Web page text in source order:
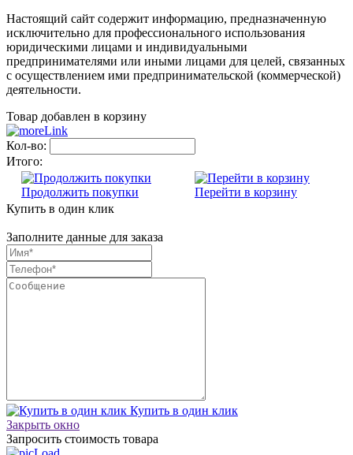
Настоящий сайт содержит информацию, предназначенную
исключительно для профессионального использования
юридическими лицами и индивидуальными
предпринимателями или иными лицами для целей, связанных
с осуществлением ими предпринимательской (коммерческой)
деятельности.
Товар добавлен в корзину
Кол-во:
Итого:
Продолжить покупки
Перейти в корзину
Купить в один клик
Заполните данные для заказа
Купить в один клик
Закрыть окно
Запросить стоимость товара